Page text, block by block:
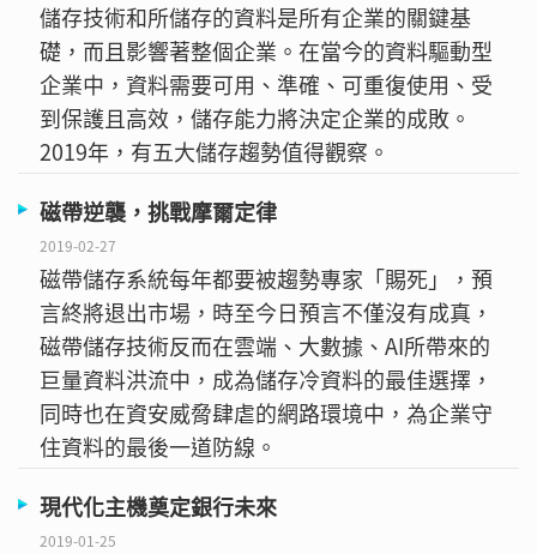
儲存技術和所儲存的資料是所有企業的關鍵基
礎，而且影響著整個企業。在當今的資料驅動型
企業中，資料需要可用、準確、可重復使用、受
到保護且高效，儲存能力將決定企業的成敗。
2019年，有五大儲存趨勢值得觀察。
磁帶逆襲，挑戰摩爾定律
2019-02-27
磁帶儲存系統每年都要被趨勢專家「賜死」，預
言終將退出市場，時至今日預言不僅沒有成真，
磁帶儲存技術反而在雲端、大數據、AI所帶來的
巨量資料洪流中，成為儲存冷資料的最佳選擇，
同時也在資安威脅肆虐的網路環境中，為企業守
住資料的最後一道防線。
現代化主機奠定銀行未來
2019-01-25